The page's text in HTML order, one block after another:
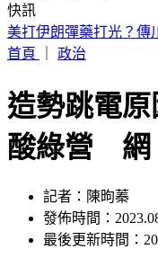
快訊
「網購神童」暴富3.9
首頁
政治
造勢跳電
酸綠營 網
記者：陳昫蓁
發佈時間：
最後更新時間：